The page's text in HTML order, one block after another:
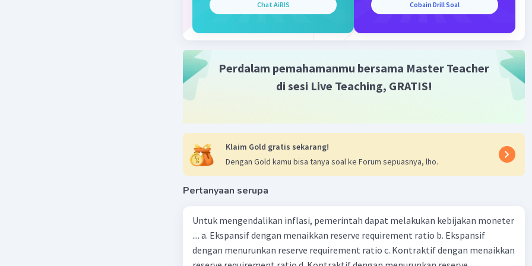
= 40 + 276
Beri Rating·0.0(0) Balas
Chat AiRIS Cobain Drill Soal
Perdalam pemahamanmu bersama Master Teacher
di sesi Live Teaching, GRATIS!
Klaim Gold gratis sekarang!
Dengan Gold kamu bisa tanya soal ke Forum sepuasnya, lho.
Pertanyaan serupa
Untuk mengendalikan inflasi, pemerintah dapat melakukan kebijakan moneter
.... a. Ekspansif dengan menaikkan reserve requirement ratio b. Ekspansif
dengan menurunkan reserve requirement ratio c. Kontraktif dengan menaikkan